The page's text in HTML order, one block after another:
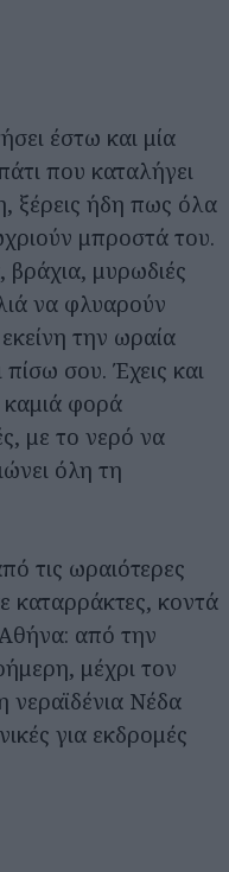
έστω και μία
που καταλήγει
ξέρεις ήδη πως όλα
μπροστά του.
βράχια, μυρωδιές
να φλυαρούν
την ωραία
πίσω σου. Έχεις και
καμιά φορά
με το νερό να
όλη τη
τις ωραιότερες
καταρράκτες, κοντά
από την
μέχρι τον
νεραϊδένια Νέδα
για εκδρομές